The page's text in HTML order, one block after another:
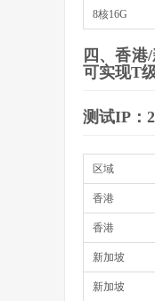
8核16G
四、香港
可实现T
测试IP：
区域
香港
香港
新加坡
新加坡